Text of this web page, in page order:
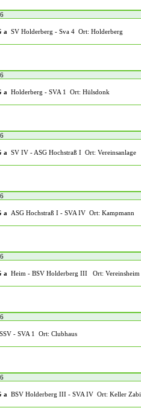
a SV Holderberg - Sva 4 Ort: Holderberg
a Holderberg - SVA 1 Ort: Hülsdonk
a SV IV - ASG Hochstraß I Ort: Vereinsanlage
a ASG Hochstraß I - SVA IV Ort: Kampmann
a Heim - BSV Holderberg III Ort: Vereinsheim
- SVA 1 Ort: Clubhaus
a BSV Holderberg III - SVA IV Ort: Keller Zabi